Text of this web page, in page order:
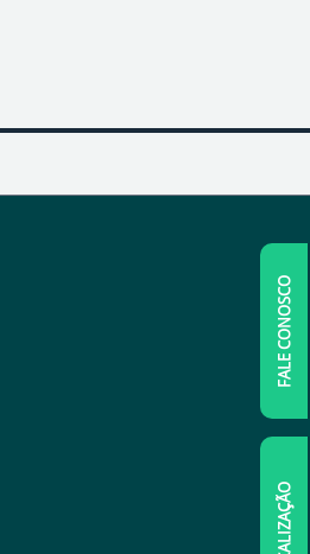
FALE CONOSCO
LOCALIZAÇÃO